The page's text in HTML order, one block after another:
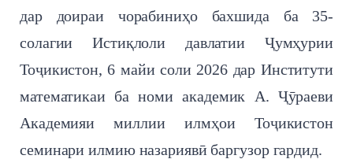
дар доираи чорабиниҳо бахшида ба 35-
солагии Истиқлоли давлатии Ҷумҳурии
Тоҷикистон, 6 майи соли 2026 дар Институти
математикаи ба номи академик А. Ҷӯраеви
Академияи миллии илмҳои Тоҷикистон
семинари илмию назариявӣ баргузор гардид.